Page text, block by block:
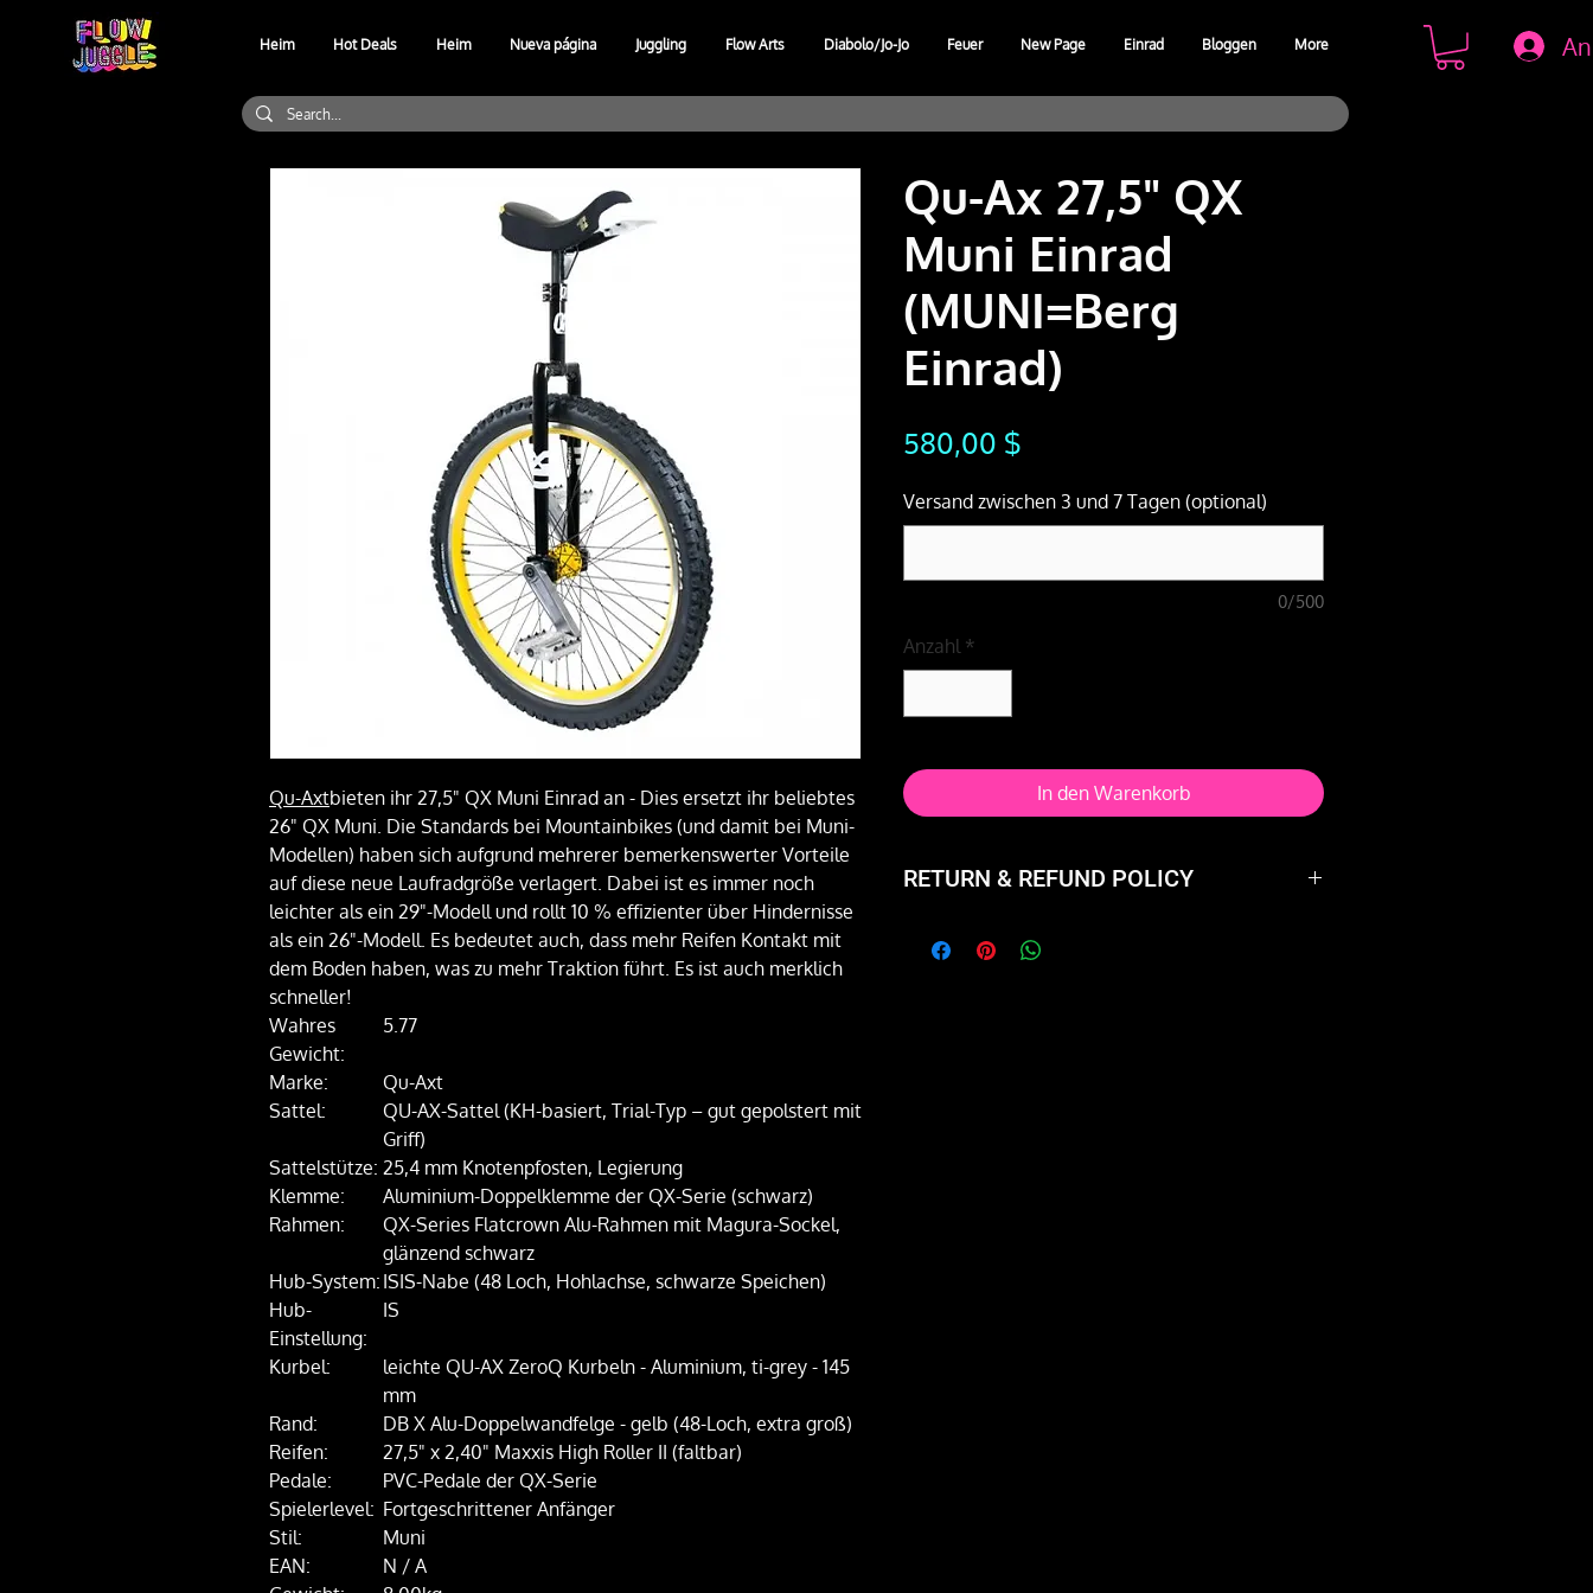
Heim Hot Deals Heim Nueva página Juggling Flow Arts Diabolo/Jo-Jo Feuer New Page Einrad Bloggen More
Qu-Axtbieten ihr 27,5" QX Muni Einrad an - Dies ersetzt ihr beliebtes
26" QX Muni. Die Standards bei Mountainbikes (und damit bei Muni-
Modellen) haben sich aufgrund mehrerer bemerkenswerter Vorteile
auf diese neue Laufradgröße verlagert. Dabei ist es immer noch
leichter als ein 29"-Modell und rollt 10 % effizienter über Hindernisse
als ein 26"-Modell. Es bedeutet auch, dass mehr Reifen Kontakt mit
dem Boden haben, was zu mehr Traktion führt. Es ist auch merklich
schneller!
Wahres
Gewicht:
5.77
Marke:
Qu-Axt
Sattel:
QU-AX-Sattel (KH-basiert, Trial-Typ – gut gepolstert mit
Griff)
Sattelstütze: 25,4 mm Knotenpfosten, Legierung
Klemme:
Aluminium-Doppelklemme der QX-Serie (schwarz)
Rahmen:
QX-Series Flatcrown Alu-Rahmen mit Magura-Sockel,
glänzend schwarz
Hub-System: ISIS-Nabe (48 Loch, Hohlachse, schwarze Speichen)
Hub-
Einstellung:
IS
Kurbel:
leichte QU-AX ZeroQ Kurbeln - Aluminium, ti-grey - 145
mm
Rand:
DB X Alu-Doppelwandfelge - gelb (48-Loch, extra groß)
Reifen:
27,5" x 2,40" Maxxis High Roller II (faltbar)
Pedale:
PVC-Pedale der QX-Serie
Spielerlevel: Fortgeschrittener Anfänger
Stil:
Muni
EAN:
N / A
Qu-Ax 27,5" QX
Muni Einrad
(MUNI=Berg
Einrad)
580,00 $
Versand zwischen 3 und 7 Tagen (optional)
0/500
Anzahl *
In den Warenkorb
RETURN & REFUND POLICY
and exchange it or give you a full refund.